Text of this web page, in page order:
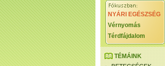
NYÁRI EGÉSZSÉG
Vérnyomás
Térdfájdalom
TÉMÁINK